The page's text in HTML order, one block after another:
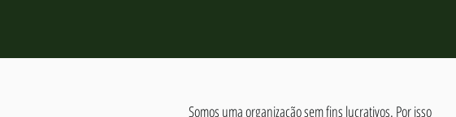
Somos uma organização sem fins lucrativos. Por isso